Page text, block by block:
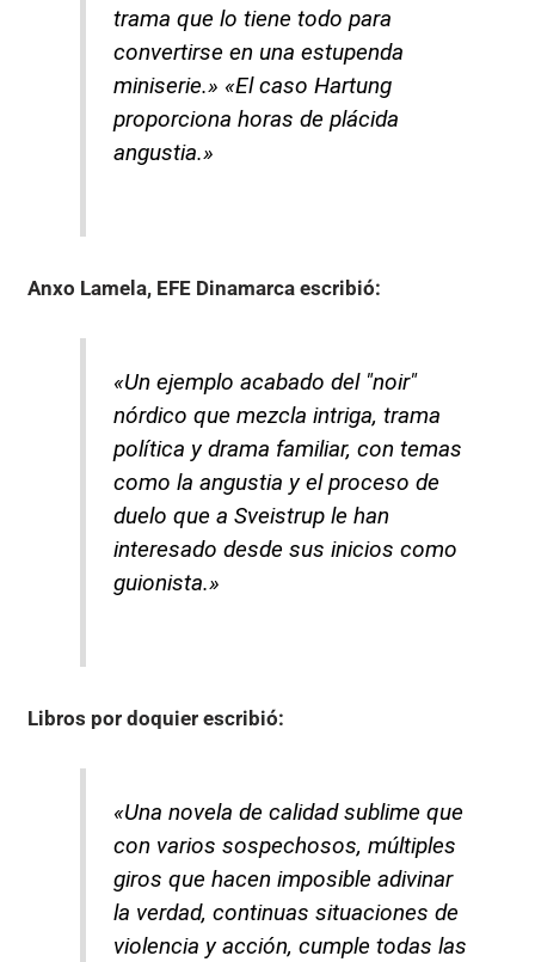
trama que lo tiene todo para
convertirse en una estupenda
miniserie.» «El caso Hartung
proporciona horas de plácida
angustia.»
Anxo Lamela, EFE Dinamarcaescribió:
«Un ejemplo acabado del "noir"
nórdico que mezcla intriga, trama
política y drama familiar, con temas
como la angustia y el proceso de
duelo que a Sveistrup le han
interesado desde sus inicios como
guionista.»
Libros por doquierescribió:
«Una novela de calidad sublime que
con varios sospechosos, múltiples
giros que hacen imposible adivinar
la verdad, continuas situaciones de
violencia y acción, cumple todas las